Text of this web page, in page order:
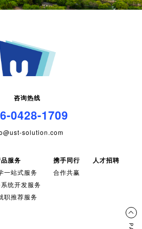
咨询热线
0428-1709
solution.com
服务
一站式服务
统开发服务
职推荐服务
携手同行
合作共赢
人才招聘